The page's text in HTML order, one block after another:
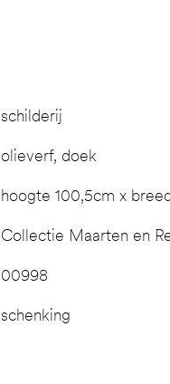
schilderij
olieverf, doek
hoogte 100,5cm x
Collectie Maarten en
00998
schenking